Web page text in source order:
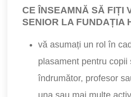
CE ÎNSEAMNĂ SĂ FIȚI
SENIOR LA FUNDAȚIA
vă asumați un rol în
plasament pentru copii
îndrumător, profesor
una sau mai multe